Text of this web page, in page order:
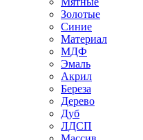
Золотые
Синие
Материал
МДФ
Эмаль
Акрил
Береза
Дерево
Дуб
ЛДСП